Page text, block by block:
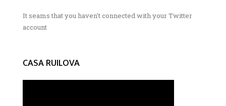
It seams that you haven't connected with your Twitter
account
CASA RUILOVA